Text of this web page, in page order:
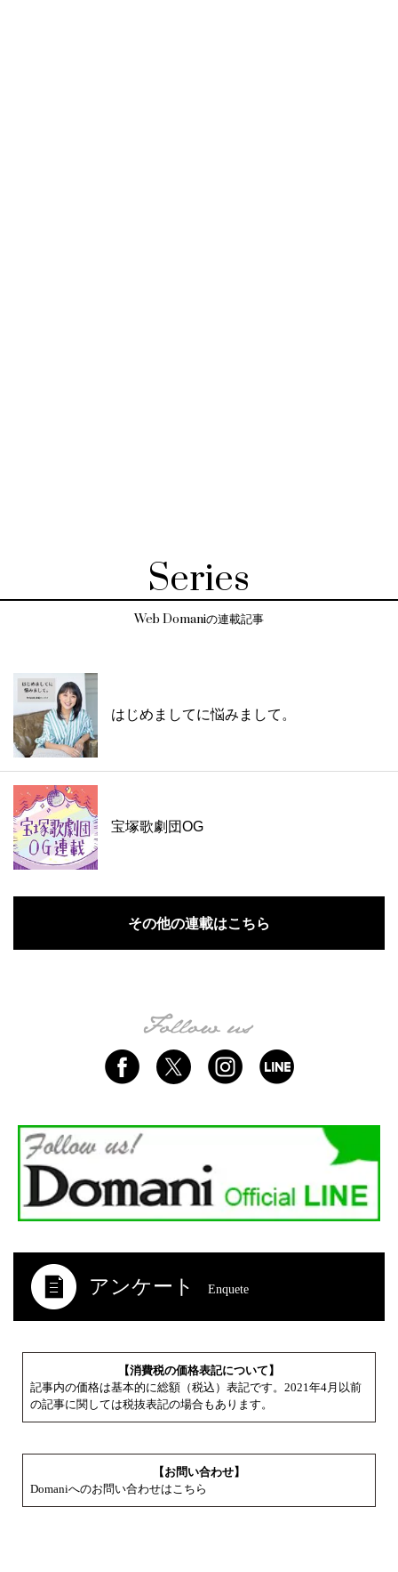
Series
Web Domaniの連載記事
はじめましてに悩みまして。
宝塚歌劇団OG
その他の連載はこちら
アンケート Enquete
【消費税の価格表記について】
記事内の価格は基本的に総額（税込）表記です。2021年4月以前
の記事に関しては税抜表記の場合もあります。
【お問い合わせ】
Domaniへのお問い合わせはこちら